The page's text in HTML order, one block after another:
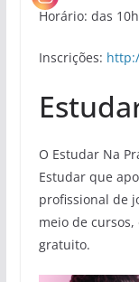
Horário: das
Inscrições:
O Estudar Na
Estudar que
profissional de
meio de
gratuito.